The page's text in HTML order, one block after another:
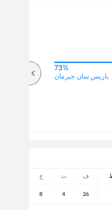
ف ت خ
26
4
8
73%
باريس سان جيرمان